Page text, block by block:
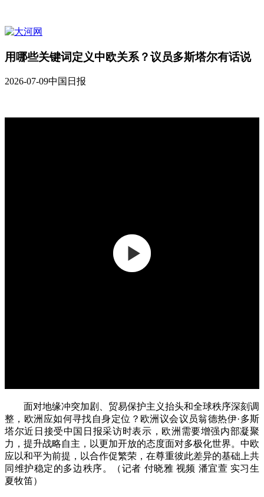
用哪些关键词定义中欧关系？议员多斯塔尔有话说
2026-07-09中国日报
面对地缘冲突加剧、贸易保护主义抬头和全球秩序深刻调
整，欧洲应如何寻找自身定位？欧洲议会议员翁德热伊·多斯
塔尔近日接受中国日报采访时表示，欧洲需要增强内部凝聚
力，提升战略自主，以更加开放的态度面对多极化世界。中欧
应以和平为前提，以合作促繁荣，在尊重彼此差异的基础上共
同维护稳定的多边秩序。（记者 付晓雅 视频 潘宜萱 实习生
夏牧笛）